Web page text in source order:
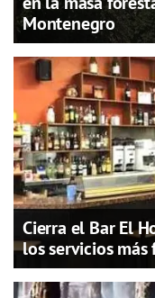
Montenegro
Cierra el Bar El
los servicios